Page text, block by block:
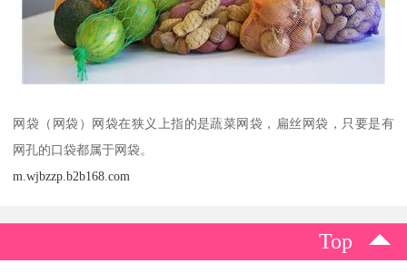
网袋（网袋）网袋在狭义上指的是蔬菜网袋，扁丝网袋，只要是有
网孔的口袋都属于网袋。
m.wjbzzp.b2b168.com
Top